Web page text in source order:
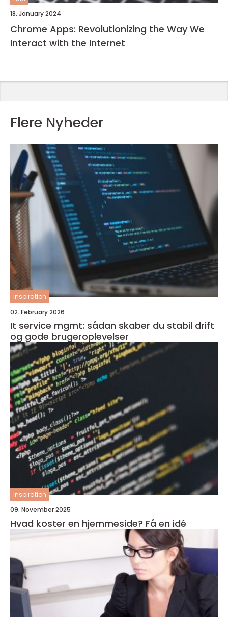
18. January 2024
Chrome Apps: Revolutionizing the Way We
Interact with the Internet
Flere Nyheder
inspiration
02. February 2026
It service mgmt: sådan skaber du stabil drift
og gode brugeroplevelser
inspiration
09. November 2025
Hvad koster en hjemmeside? Få en idé